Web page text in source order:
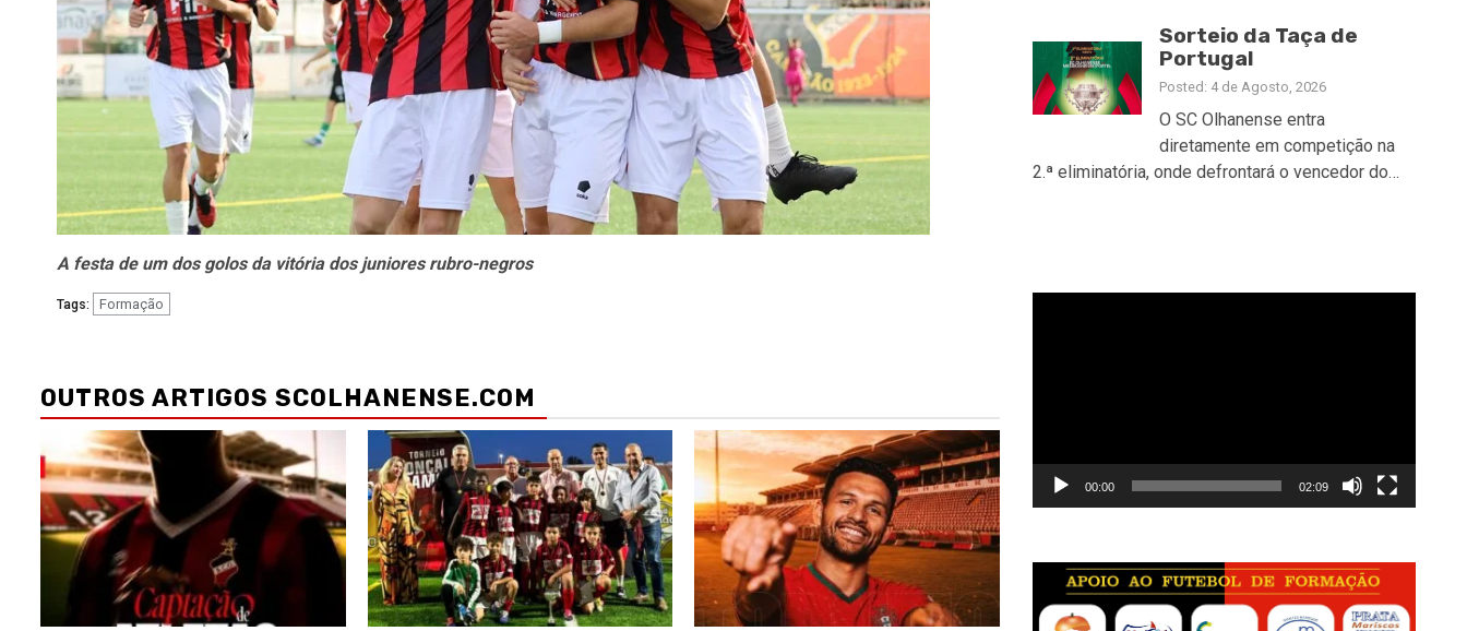
A festa de um dos golos da vitória dos juniores rubro-negros
Tags: Formação
de
artigos
OUTROS ARTIGOS SCOLHANENSE.COM
Sorteio da Taça de
Portugal
Posted: 4 de Agosto, 2026
O SC Olhanense entra
diretamente em competição na
2.ª eliminatória, onde defrontará o vencedor do…
00:00 02:09